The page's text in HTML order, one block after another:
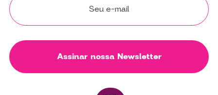
Assinar nossa Newsletter